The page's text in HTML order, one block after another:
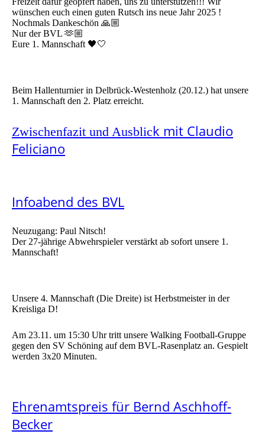
wünschen euch einen guten Rutsch ins neue Jahr 2025 !
Nochmals Dankeschön 🙏🏼
Nur der BVL 🫶🏼
Eure 1. Mannschaft 🖤🤍
Beim Hallenturnier in Delbrück-Westenholz (20.12.) hat unsere
1. Mannschaft den 2. Platz erreicht.
Zwischenfazit und Ausblick mit Claudio
Feliciano
Infoabend des BVL
Neuzugang: Paul Nitsch!
Der 27-jährige Abwehrspieler verstärkt ab sofort unsere 1.
Mannschaft!
Unsere 4. Mannschaft (Die Dreite) ist Herbstmeister in der
Kreisliga D!
Am 23.11. um 15:30 Uhr tritt unsere Walking Football-Gruppe
gegen den SV Schöning auf dem BVL-Rasenplatz an. Gespielt
werden 3x20 Minuten.
Ehrenamtspreis für Bernd Aschhoff-
Becker